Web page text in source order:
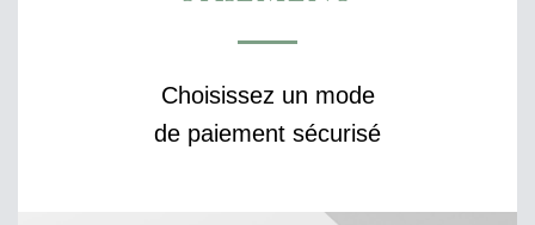
Choisissez un mode
de paiement sécurisé